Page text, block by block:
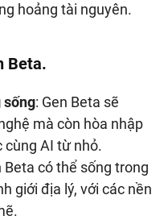
hoảng tài nguyên.
Beta.
sống: Gen Beta sẽ
mà còn hòa nhập
cùng AI từ nhỏ.
Beta có thể sống trong
giới địa lý, với các nền